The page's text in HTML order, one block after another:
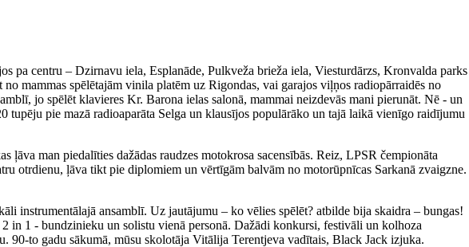
pa centru – Dzirnavu iela, Esplanāde, Pulkveža brieža iela, Viesturdārzs, Kronvalda parks
mammas spēlētajām vinila platēm uz Rigondas, vai garajos viļņos radiopārraidēs no
jo spēlēt klavieres Kr. Barona ielas salonā, mammai neizdevās mani pierunāt. Nē - un
pie mazā radioaparāta Selga un klausījos populārāko un tajā laikā vienīgo raidījumu
man piedalīties dažādas raudzes motokrosa sacensībās. Reiz, LPSR čempionāta
otrdienu, ļāva tikt pie diplomiem un vērtīgām balvām no motorūpnīcas Sarkanā zvaigzne.
instrumentālajā ansamblī. Uz jautājumu – ko vēlies spēlēt? atbilde bija skaidra – bungas!
in 1 - bundzinieku un solistu vienā personā. Dažādi konkursi, festivāli un kolhoza
90-to gadu sākumā, mūsu skolotāja Vitālija Terentjeva vadītais, Black Jack izjuka.